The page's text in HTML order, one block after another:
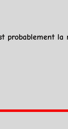
probablement